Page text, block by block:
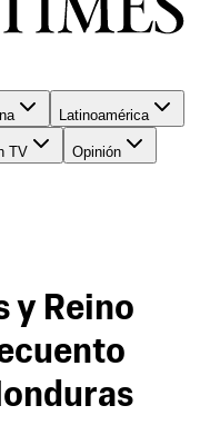
Latinoamérica
TV Opinión
y Reino